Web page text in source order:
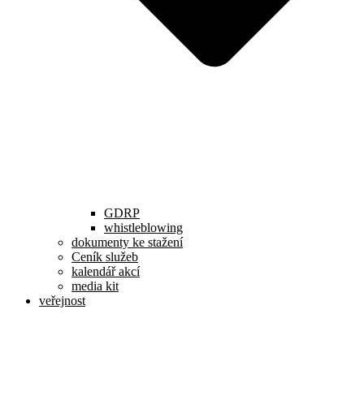
GDRP
whistleblowing
dokumenty ke stažení
Ceník služeb
kalendář akcí
media kit
veřejnost